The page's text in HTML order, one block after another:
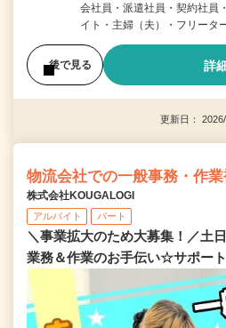
会社員・派遣社員・契約社員
イト・主婦（夫）・フリータ
後で見る 詳
更新日：
物流会社での一般事務・作
株式会社KOUGALOGI
アルバイト パート
＼事業拡大のため大募集！／土
業務＆作業のお手伝い☆サポート